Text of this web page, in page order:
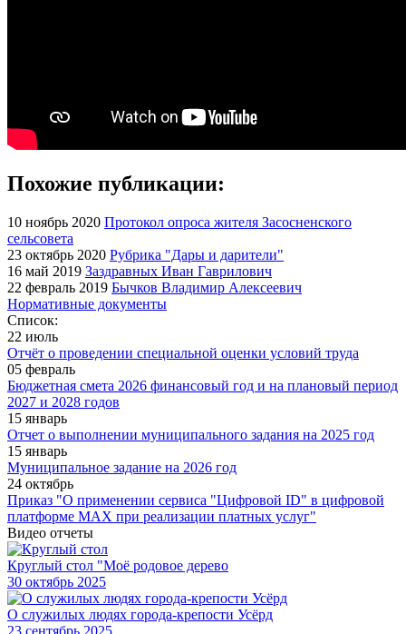
Похожие публикации:
10 ноябрь 2020 Протокол опроса жителя Засосненского
сельсовета
23 октябрь 2020 Рубрика "Дары и дарители"
16 май 2019 Заздравных Иван Гаврилович
22 февраль 2019 Бычков Владимир Алексеевич
Нормативные документы
Список:
22 июль
Отчёт о проведении специальной оценки условий труда
05 февраль
Бюджетная смета 2026 финансовый год и на плановый период
2027 и 2028 годов
15 январь
Отчет о выполнении муниципального задания на 2025 год
15 январь
Муниципальное задание на 2026 год
24 октябрь
Приказ "О применении сервиса "Цифровой ID" в цифровой
платформе МАХ при реализации платных услуг"
Видео отчеты
Круглый стол "Моё родовое дерево
30 октябрь 2025
О служилых людях города-крепости Усёрд
23 сентябрь 2025